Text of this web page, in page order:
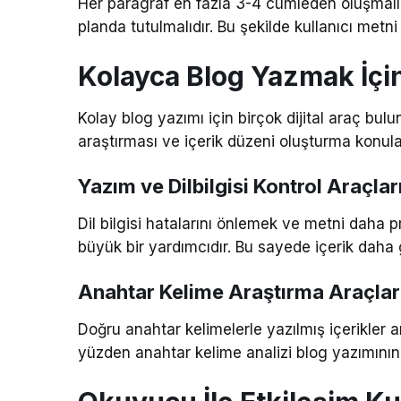
Her paragraf en fazla 3-4 cümleden
planda tutulmalıdır. Bu şekilde kullanıcı
Kolayca Blog Yazmak
Kolay blog yazımı için birçok dijital araç
araştırması ve içerik düzeni oluşturma
Yazım ve Dilbilgisi Kontrol
Dil bilgisi hatalarını önlemek ve metni
büyük bir yardımcıdır. Bu sayede içerik
Anahtar Kelime Araştırma
Doğru anahtar kelimelerle yazılmış içerikler
yüzden anahtar kelime analizi blog